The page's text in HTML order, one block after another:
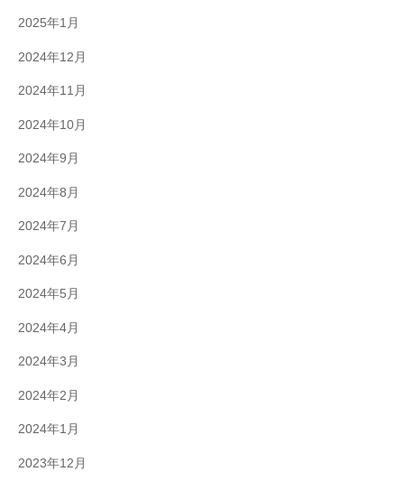
2025年1月
2024年12月
2024年11月
2024年10月
2024年9月
2024年8月
2024年7月
2024年6月
2024年5月
2024年4月
2024年3月
2024年2月
2024年1月
2023年12月